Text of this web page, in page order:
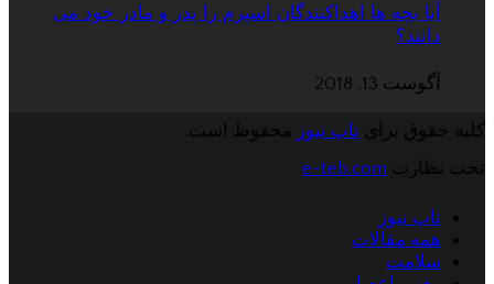
آیا بچه ها اهداکنندگان اسپرم را پدر و مادر خود می
دانند؟
آگوست 13, 2018
کلیه حقوق برای تاپ نیوز
محفوظ است.
تحت نظارت e-teb.com
تاپ نیوز
همه مقالات
سلامت